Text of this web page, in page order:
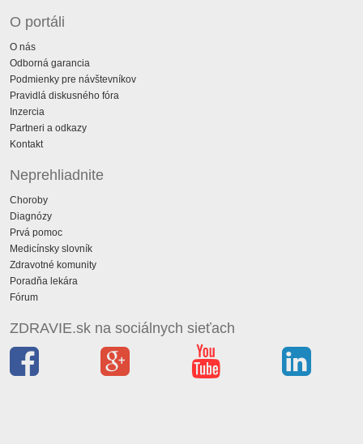
O portáli
O nás
Odborná garancia
Podmienky pre návštevníkov
Pravidlá diskusného fóra
Inzercia
Partneri a odkazy
Kontakt
Neprehliadnite
Choroby
Diagnózy
Prvá pomoc
Medicínsky slovník
Zdravotné komunity
Poradňa lekára
Fórum
ZDRAVIE.sk na sociálnych sieťach